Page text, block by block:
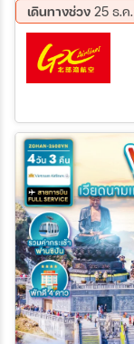
แข็งหลงกง-เมืองฉ
หนานหนิง-เขาชิงซิ๋
4ฤดูกาล (รวมรถกอ
อินท่าเรือถิงจื่อยาม
กลางคืน 200
ทะเลสาบหมิงเยว่-
สุวรรณภูมิ)
เดินทางช่วง 25 ธ.ค
25 ธ.ค. 69 - 28 ธ.ค.